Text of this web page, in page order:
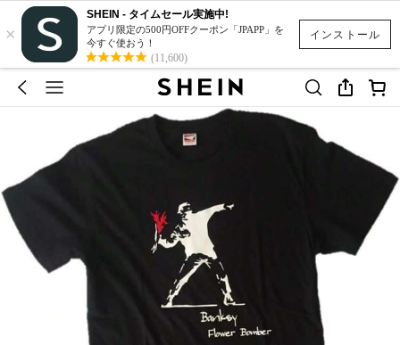
インストール
×
SHEIN - タイムセール実施中!
アプリ限定の500円OFFクーポン「JPAPP」を
今すぐ使おう！
(11,600)